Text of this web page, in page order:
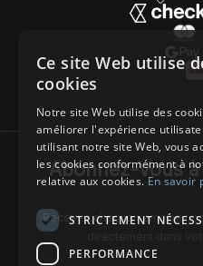
Abonnez-Vous
Recevez chaque semaine
directement dans
Ce site Web utilise
cookies
Notre site Web utilise des
améliorer l'expérience
utilisant notre site Web, vous
les cookies conformément à
relative aux cookies.En savoir
STRICTEMENT
PERFORMANCE